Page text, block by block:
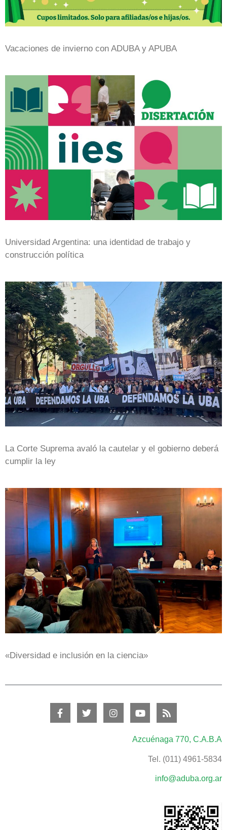
Vacaciones de invierno con ADUBA y APUBA
Universidad Argentina: una identidad de trabajo y
construcción política
La Corte Suprema avaló la cautelar y el gobierno deberá
cumplir la ley
«Diversidad e inclusión en la ciencia»
Azcuénaga 770, C.A.B.A
Tel. (011) 4961-5834
info@aduba.org.ar